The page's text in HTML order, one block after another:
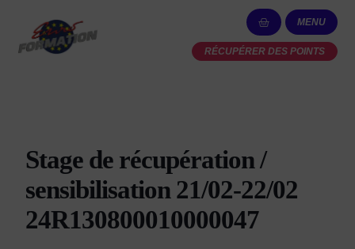
MENU
RÉCUPÉRER DES POINTS
Stage de récupération /
sensibilisation 21/02-22/02
24R130800010000047